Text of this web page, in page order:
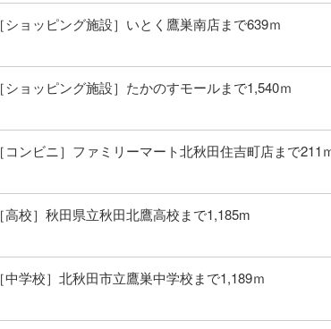
［ショッピング施設］いとく鷹巣南店まで639ｍ
［ショッピング施設］たかのすモールまで1,540ｍ
［コンビニ］ファミリーマート北秋田住吉町店まで211
［高校］秋田県立秋田北鷹高校まで1,185m
［中学校］北秋田市立鷹巣中学校まで1,189ｍ